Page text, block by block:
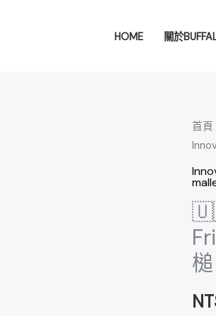
HOME 關於
首頁
槌
🇺🇸
簽
名
盈